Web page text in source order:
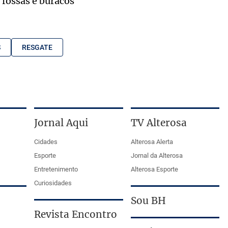
RESGATE
Jornal Aqui
Cidades
Esporte
Entretenimento
Curiosidades
Revista Encontro
TV Alterosa
Alterosa Alerta
Jornal da Alterosa
Alterosa Esporte
Sou BH